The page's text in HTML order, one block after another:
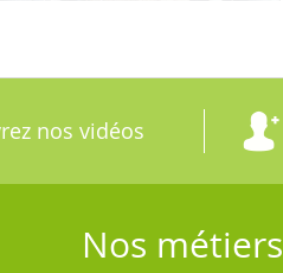
nos vidéos
Nos métiers